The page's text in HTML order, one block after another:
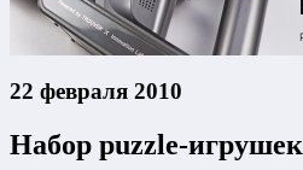
22 февраля 2010
Набор puzzle-игрушек